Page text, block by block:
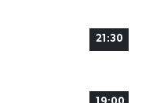
21:30